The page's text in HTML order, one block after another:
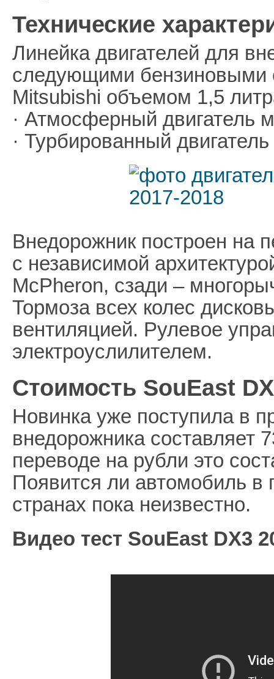
Технические
Линейка двигателей для
следующими бензиновыми
Mitsubishi объемом 1,5
· Атмосферный двигатель
· Турбированный
Внедорожник построен на
с независимой
McPheron, сзади –
Тормоза всех колес
вентиляцией. Рулевое
электроуслилителем.
Стоимость SouEast
Новинка уже поступила в
внедорожника составляет
переводе на рубли это
Появится ли автомобиль в
странах пока неизвестно.
Видео тест SouEast DX3